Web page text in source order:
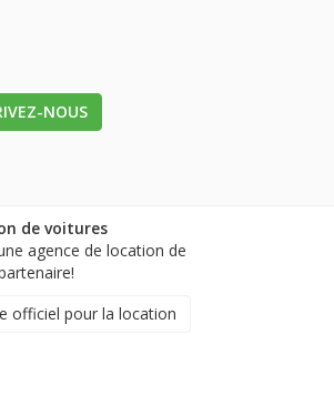
NOUS
de voitures
agence de location de
officiel pour la location